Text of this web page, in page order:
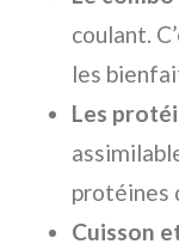
coulant.
les
Les
protéines
Cuisson